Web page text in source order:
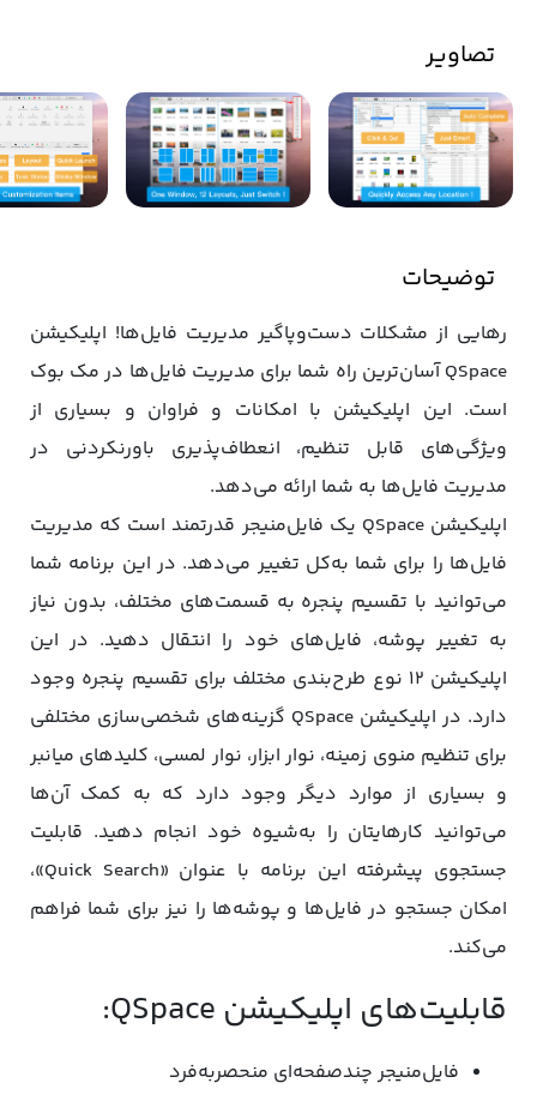
تصاویر
توضیحات
رهایی از مشکلات دست‌وپاگیر مدیریت فایل‌ها! اپلیکیشن
QSpace آسان‌ترین راه شما برای مدیریت فایل‌ها در مک بوک
است. این اپلیکیشن با امکانات و فراوان و بسیاری از
ویژگی‌های قابل تنظیم، انعطاف‌پذیری باورنکردنی در
مدیریت فایل‌ها به شما ارائه می‌دهد.
اپلیکیشن QSpace یک فایل‌منیجر قدرتمند است که مدیریت
فایل‌ها را برای شما به‌کل تغییر می‌دهد. در این برنامه شما
می‌توانید با تقسیم پنجره به قسمت‌های مختلف، بدون نیاز
به تغییر پوشه، فایل‌های خود را انتقال دهید. در این
اپلیکیشن ۱۲ نوع طرح‌بندی مختلف برای تقسیم پنجره وجود
دارد. در اپلیکیشن QSpace گزینه‌های شخصی‌سازی مختلفی
برای تنظیم منوی زمینه، نوار ابزار، نوار لمسی، کلیدهای میانبر
و بسیاری از موارد دیگر وجود دارد که به کمک آن‌ها
می‌توانید کارهایتان را به‌شیوه خود انجام دهید. قابلیت
جستجوی پیشرفته این برنامه با عنوان «Quick Search»،
امکان جستجو در فایل‌ها و پوشه‌ها را نیز برای شما فراهم
می‌کند.
قابلیت‌های اپلیکیشن QSpace:
فایل‌منیجر چندصفحه‌ای منحصربه‌فرد